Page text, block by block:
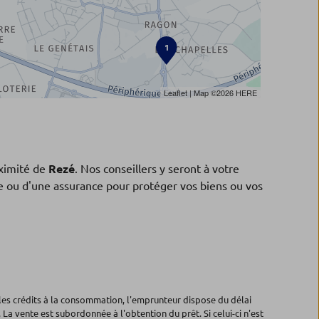
1
Leaflet | Map ©2026 HERE
de Rezé. Nos conseillers y seront à votre
d'une assurance pour protéger vos biens ou vos
crédits à la consommation, l'emprunteur dispose du délai
vente est subordonnée à l'obtention du prêt. Si celui-ci n'est